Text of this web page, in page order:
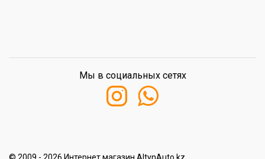
Мы в социальных сетях